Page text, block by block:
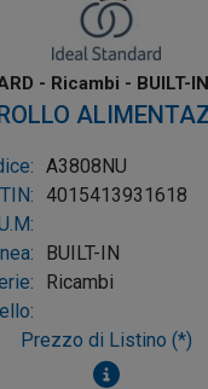
- Ricambi - BUILT-IN
PER
A3808NU
4015413931618
BUILT-IN
Ricambi
Prezzo di Listino (*)